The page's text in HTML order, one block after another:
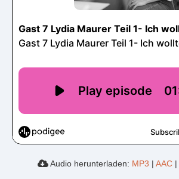
Audio herunterladen: MP3 | AAC |